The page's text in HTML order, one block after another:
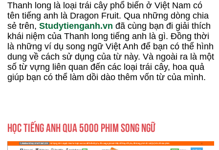
Thanh long là loại trái cây phổ biến ở Việt Nam có
tên tiếng anh là Dragon Fruit. Qua những dòng chia
sẻ trên, Studytienganh.vn đã cùng bạn đi giải thích
khái niệm của Thanh long tiếng anh là gì. Đồng thời
là những ví dụ song ngữ Việt Anh để bạn có thể hình
dung về cách sử dụng của từ này. Và ngoài ra là một
số từ vựng liên quan đến các loại trái cây, hoa quả
giúp bạn có thể làm dồi dào thêm vốn từ của mình.
HỌC TIẾNG ANH QUA 5000 PHIM SONG NGỮ